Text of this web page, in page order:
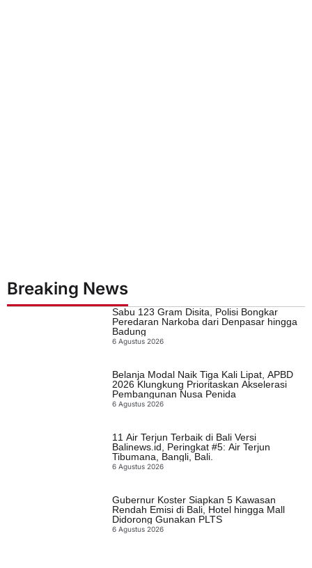
Breaking News
Sabu 123 Gram Disita, Polisi Bongkar
Peredaran Narkoba dari Denpasar hingga
Badung
6 Agustus 2026
Belanja Modal Naik Tiga Kali Lipat, APBD
2026 Klungkung Prioritaskan Akselerasi
Pembangunan Nusa Penida
6 Agustus 2026
11 Air Terjun Terbaik di Bali Versi
Balinews.id, Peringkat #5: Air Terjun
Tibumana, Bangli, Bali.
6 Agustus 2026
Gubernur Koster Siapkan 5 Kawasan
Rendah Emisi di Bali, Hotel hingga Mall
Didorong Gunakan PLTS
6 Agustus 2026